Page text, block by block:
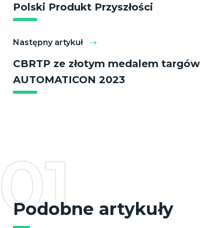
Polski Produkt Przyszłości
Następny artykuł
CBRTP ze złotym medalem targów
AUTOMATICON 2023
Podobne artykuły